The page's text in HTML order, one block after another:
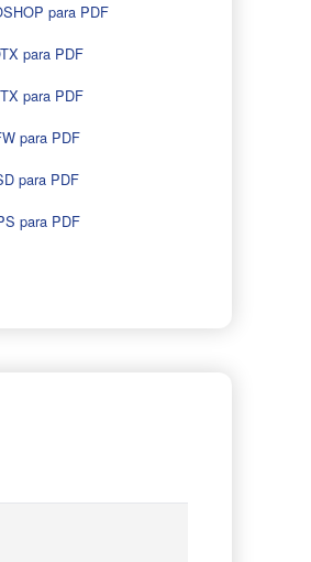
para PDF
para PDF
para PDF
para PDF
para PDF
para PDF